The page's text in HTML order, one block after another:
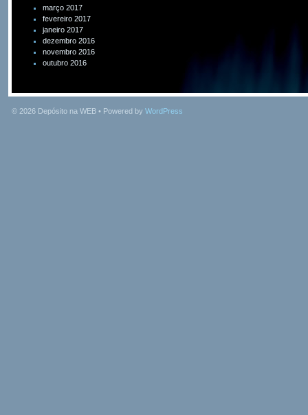
março 2017
fevereiro 2017
janeiro 2017
dezembro 2016
novembro 2016
outubro 2016
© 2026 Depósito na WEB • Powered by WordPress